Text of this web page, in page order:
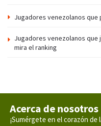
Jugadores venezolanos que
Jugadores venezolanos que
mira el ranking
Acerca de nosotros
¡Sumérgete en el corazón